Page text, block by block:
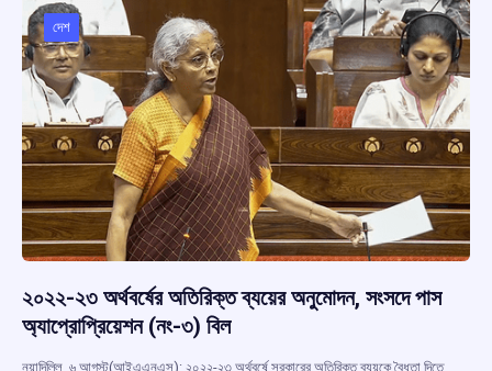
দেশ
২০২২-২৩ অর্থবর্ষের অতিরিক্ত ব্যয়ের অনুমোদন, সংসদে পাস
অ্যাপ্রোপ্রিয়েশন (নং-৩) বিল
নয়াদিল্লি, ৬ আগস্ট(আইএএনএস): ২০২২-২৩ অর্থবর্ষে সরকারের অতিরিক্ত ব্যয়কে বৈধতা দিতে